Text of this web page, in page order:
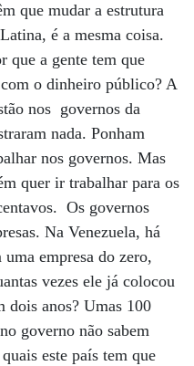
que mudar a estrutura
é a mesma coisa.
que a gente tem que
o dinheiro público? A
nos governos da
nada. Ponham
nos governos. Mas
quer ir trabalhar para os
Os governos
Na Venezuela, há
empresa do zero,
vezes ele já colocou
dois anos? Umas 100
governo não sabem
este país tem que